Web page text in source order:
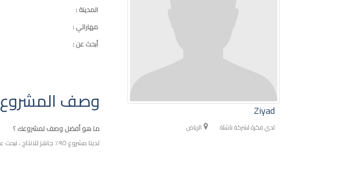
Ziyad
لدي فكرة لشركة ناشئة الرياض
المدينة :
مهاراتي :
أبحث عن :
وصف المشروع
ما هو أفضل وصف لمشروعك ؟
لدينا مشروع ٩٥٪؜ جاهز للانتاج ، نبحث عند ممول للمشروع